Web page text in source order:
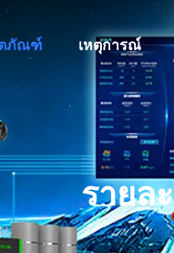
ภัณฑ์ เหตุการณ์
รายล